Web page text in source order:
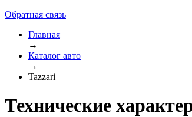
Обратная связь
Главная
→
Каталог авто
→
Tazzari
Технические